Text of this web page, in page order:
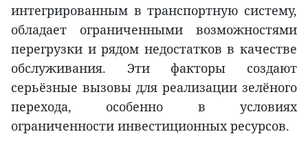
интегрированным в транспортную систему,
обладает ограниченными возможностями
перегрузки и рядом недостатков в качестве
обслуживания. Эти факторы создают
серьёзные вызовы для реализации зелёного
перехода, особенно в условиях
ограниченности инвестиционных ресурсов.